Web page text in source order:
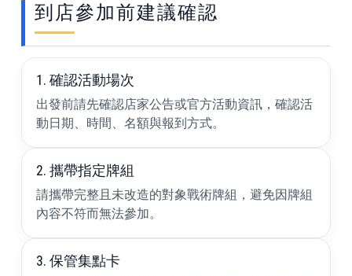
到店參加前建議確認
1. 確認活動場次
出發前請先確認店家公告或官方活動資訊，確認活
動日期、時間、名額與報到方式。
2. 攜帶指定牌組
請攜帶完整且未改造的對象戰術牌組，避免因牌組
內容不符而無法參加。
3. 保管集點卡